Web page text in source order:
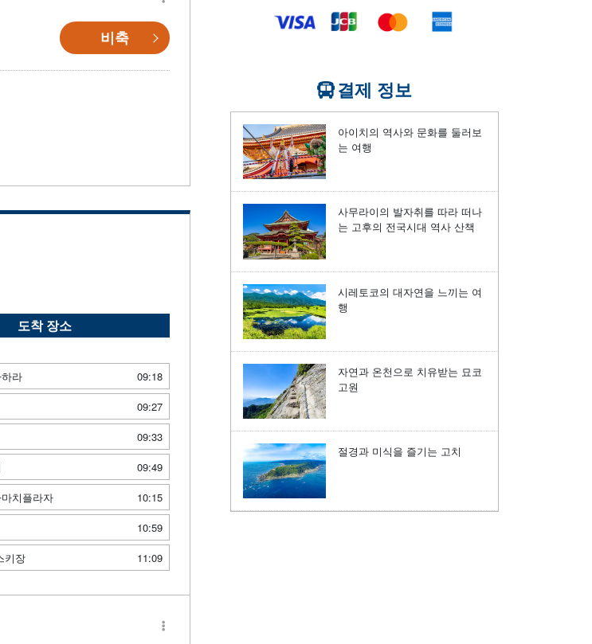
비축
도착 장소
라
09:18
09:27
09:33
09:49
치플라자
10:15
10:59
키장
11:09
결제 정보
아이치의 역사와 문화를 둘러보
는 여행
사무라이의 발자취를 따라 떠나
는 고후의 전국시대 역사 산책
시레토코의 대자연을 느끼는 여
행
자연과 온천으로 치유받는 묘코
고원
절경과 미식을 즐기는 고치